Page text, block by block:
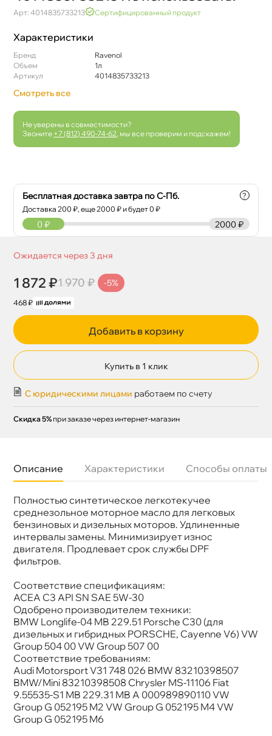
Арт: 4014835733213 Сертифицированный продукт
Характеристики
Бренд
Ravenol
Объем
1л
Артикул
4014835733213
Смотреть все
Не уверены в совместимости?
Звоните +7 (812) 490-74-62 , мы все проверим и подскажем!
Бесплатная доставка завтра по С-Пб.
Доставка200 ₽, еще2000 ₽ и будет 0 ₽
?
2000 ₽
0 ₽
Ожидается через 3 дня
1 872 ₽1 970 ₽ -5%
468 ₽
Добавить в корзину
Купить в 1 клик
С юридическими лицами работаем по счету
Скидка 5% при заказе через интернет-магазин
Описание Характеристики Способы оплаты
Полностью синтетическое легкотекучее
среднезольное моторное масло для легковых
ензиновых и дизельных моторов. Удлиненные
интервалы замены. Минимизирует износ
двигателя. Продлевает срок службы DPF
фильтров.
Соответствие спецификациям:
ACEA C3 API SN SAE 5W-30
Одобрено производителем техники:
BMW Longlife-04 MB 229.51 Porsche C30 (для
дизельных и гибридных PORSCHE, Cayenne V6) VW
Group 504 00 VW Group 507 00
Соответствие требованиям:
Audi Motorsport V31 748 026 BMW 83210398507
BMW/Mini 83210398508 Chrysler MS-11106 Fiat
9.55535-S1 MB 229.31 MB A 000989890110 VW
Group G 052195 M2 VW Group G 052195 M4 VW
Group G 052195 M6
Бренд
Ravenol
Артикул
4014835733213